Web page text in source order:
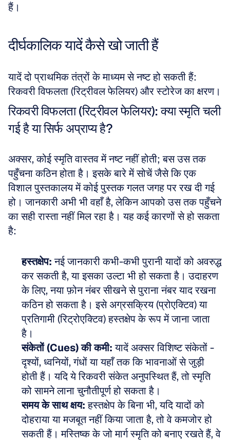
हैं।
दीर्घकालिक यादें कैसे खो जाती हैं
यादें दो प्राथमिक तंत्रों के माध्यम से नष्ट हो सकती हैं:
रिकवरी विफलता (रिट्रीवल फेलियर) और स्टोरेज का क्षरण।
रिकवरी विफलता (रिट्रीवल फेलियर): क्या स्मृति चली
गई है या सिर्फ अप्राप्य है?
अक्सर, कोई स्मृति वास्तव में नष्ट नहीं होती; बस उस तक
पहुँचना कठिन होता है। इसके बारे में सोचें जैसे कि एक
विशाल पुस्तकालय में कोई पुस्तक गलत जगह पर रख दी गई
हो। जानकारी अभी भी वहाँ है, लेकिन आपको उस तक पहुँचने
का सही रास्ता नहीं मिल रहा है। यह कई कारणों से हो सकता
है:
हस्तक्षेप: नई जानकारी कभी-कभी पुरानी यादों को अवरुद्ध
कर सकती है, या इसका उल्टा भी हो सकता है। उदाहरण
के लिए, नया फ़ोन नंबर सीखने से पुराना नंबर याद रखना
कठिन हो सकता है। इसे अग्रसक्रिय (प्रोएक्टिव) या
प्रतिगामी (रिट्रोएक्टिव) हस्तक्षेप के रूप में जाना जाता
है।
संकेतों (Cues) की कमी: यादें अक्सर विशिष्ट संकेतों -
दृश्यों, ध्वनियों, गंधों या यहाँ तक कि भावनाओं से जुड़ी
होती हैं। यदि ये रिकवरी संकेत अनुपस्थित हैं, तो स्मृति
को सामने लाना चुनौतीपूर्ण हो सकता है।
समय के साथ क्षय: हस्तक्षेप के बिना भी, यदि यादों को
दोहराया या मजबूत नहीं किया जाता है, तो वे कमजोर हो
सकती हैं। मस्तिष्क के जो मार्ग स्मृति को बनाए रखते हैं, वे